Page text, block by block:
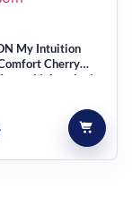
My Intuition
Cherry
do golenia